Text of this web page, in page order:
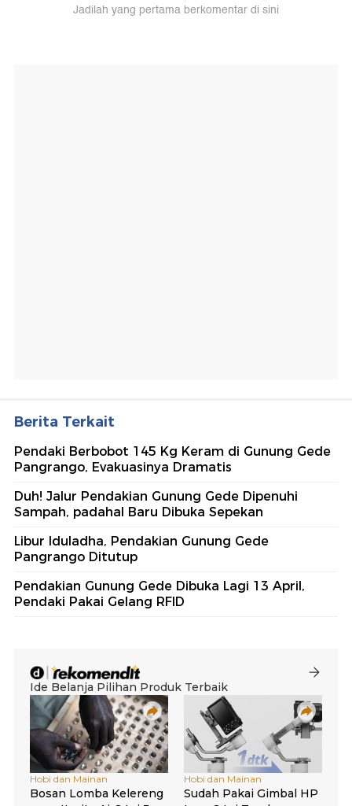
Jadilah yang pertama berkomentar di sini
Berita Terkait
Pendaki Berbobot 145 Kg Keram di Gunung Gede
Pangrango, Evakuasinya Dramatis
Duh! Jalur Pendakian Gunung Gede Dipenuhi
Sampah, padahal Baru Dibuka Sepekan
Libur Iduladha, Pendakian Gunung Gede
Pangrango Ditutup
Pendakian Gunung Gede Dibuka Lagi 13 April,
Pendaki Pakai Gelang RFID